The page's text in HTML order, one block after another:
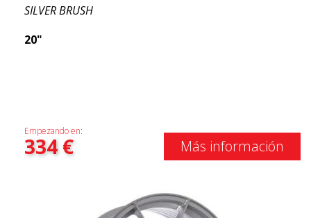
SILVER BRUSH
20"
Empezando en:
334€ Más información